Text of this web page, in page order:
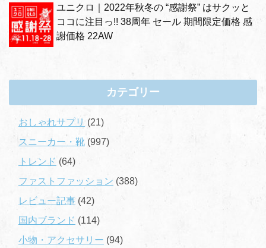
ユニクロ｜2022年秋冬の “感謝祭” はサクッと
ココに注目っ!! 38周年 セール 期間限定価格 感
謝価格 22AW
カテゴリー
おしゃれサプリ (21)
スニーカー・靴 (997)
トレンド (64)
ファストファッション (388)
レビュー記事 (42)
国内ブランド (114)
小物・アクセサリー (94)